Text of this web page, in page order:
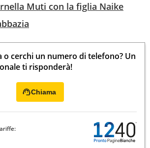
Muti con la figlia Naike
o cerchi un numero di telefono? Un
ti risponderà!
Chiama